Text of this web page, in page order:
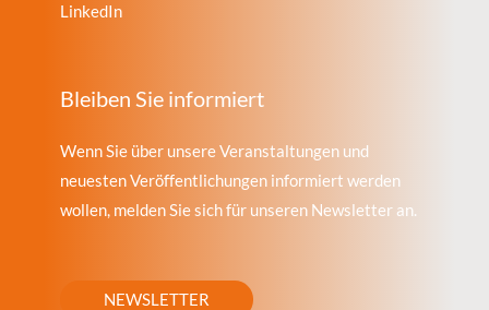
LinkedIn
Bleiben Sie informiert
Wenn Sie über unsere Veranstaltungen und
neuesten Veröffentlichungen informiert werden
wollen, melden Sie sich für unseren Newsletter an.
NEWSLETTER